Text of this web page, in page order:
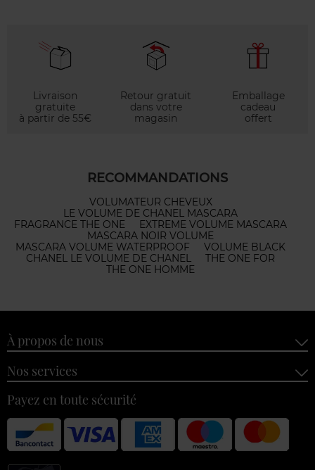
Livraison
gratuite
à partir de 55€
Retour gratuit
dans votre
magasin
Emballage
cadeau
offert
RECOMMANDATIONS
VOLUMATEUR CHEVEUX
LE VOLUME DE CHANEL MASCARA
FRAGRANCE THE ONE
EXTREME VOLUME MASCARA
MASCARA NOIR VOLUME
MASCARA VOLUME WATERPROOF
VOLUME BLACK
CHANEL LE VOLUME DE CHANEL
THE ONE FOR
THE ONE HOMME
À propos de nous
Nos services
Payez en toute sécurité